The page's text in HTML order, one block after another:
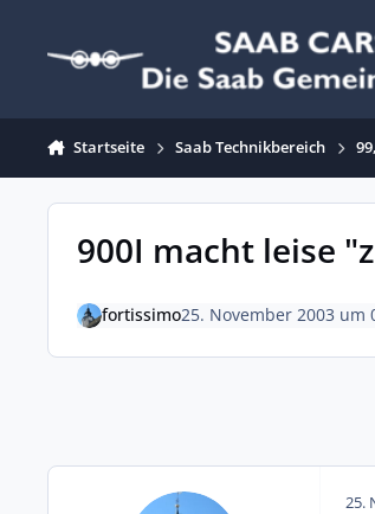
Startseite Saab Technikbereich
900I macht leise
fortissimo25. November 2003 um
25.